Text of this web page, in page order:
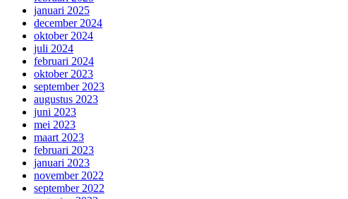
januari 2025
december 2024
oktober 2024
juli 2024
februari 2024
oktober 2023
september 2023
augustus 2023
juni 2023
mei 2023
maart 2023
februari 2023
januari 2023
november 2022
september 2022